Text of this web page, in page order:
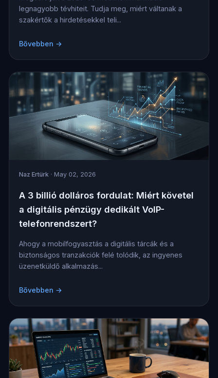
legnagyobb tévhiteit. Tudja meg, miért váltanak a
szakértők a hirdetésekkel teli...
Bővebben →
Naz Ertürk· May 02, 2026
A 3 billió dolláros fordulat: Miért követel
a digitális pénzügy dedikált VoIP-
telefonrendszert?
Ahogy a mobilfogyasztás a digitális tárcák és a
biztonságos tranzakciók felé tolódik, az ingyenes
üzenetküldő alkalmazás...
Bővebben →